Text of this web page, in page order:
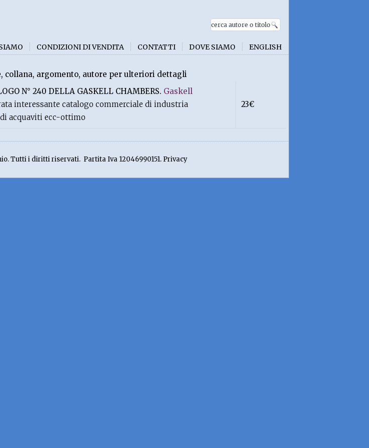
CONDIZIONI DI VENDITA CONTATTI DOVE SIAMO ENGLISH
collana, argomento, autore per ulteriori dettagli
N° 240 DELLA GASKELL CHAMBERS. Gaskell
interessante catalogo commerciale di industria
acquaviti ecc-ottimo
23€
Tutti i diritti riservati. Partita Iva 12046990151. Privacy